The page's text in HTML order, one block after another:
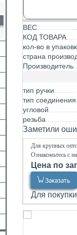
ВЕС
КОД ТОВАРА
кол-во в
страна
Производитель
тип ручки
тип соединения
угловой
резьба
Заметили
Для крупных
Ознакомьтесь с
Цена по
Заказать
Для